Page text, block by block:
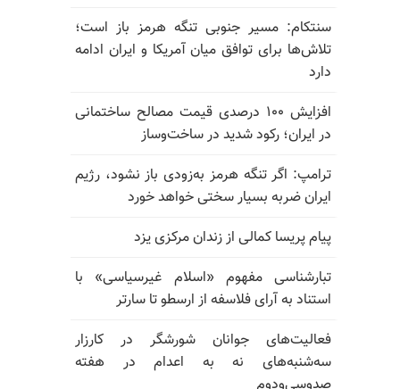
سنتکام: مسیر جنوبی تنگه هرمز باز است؛
تلاش‌ها برای توافق میان آمریکا و ایران ادامه
دارد
افزایش ۱۰۰ درصدی قیمت مصالح ساختمانی
در ایران؛ رکود شدید در ساخت‌وساز
ترامپ: اگر تنگه هرمز به‌زودی باز نشود، رژیم
ایران ضربه بسیار سختی خواهد خورد
پیام پریسا کمالی از زندان مرکزی یزد
تبارشناسی مفهوم «اسلام غیرسیاسی» با
استناد به آرای فلاسفه از ارسطو تا سارتر
فعالیت‌های جوانان شورشگر در کارزار
سه‌شنبه‌های نه به اعدام در هفته